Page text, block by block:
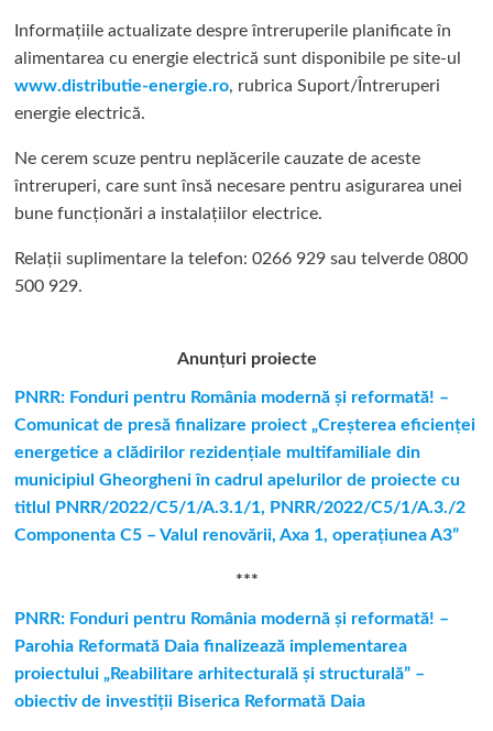
Informațiile actualizate despre întreruperile planificate în
alimentarea cu energie electrică sunt disponibile pe site-ul
www.distributie-energie.ro, rubrica Suport/Întreruperi
energie electrică.
Ne cerem scuze pentru neplăcerile cauzate de aceste
întreruperi, care sunt însă necesare pentru asigurarea unei
bune funcționări a instalațiilor electrice.
Relații suplimentare la tel efon: 0266 929 sau telverde 0800
500 929.
Anunțuri proiecte
PNRR: Fonduri pentru România modernă şi reformată! –
Comunicat de presă finalizare proiect „Creşterea eficienţei
energetice a clădirilor rezidenţiale multifamiliale din
municipiul Gheorgheni în cadrul apelurilor de proiecte cu
titlul PNRR/2022/C5/1/A.3.1/1, PNRR/2022/C5/1/A.3./2
Componenta C5 – Valul renovării, Axa 1, operaţiunea A3”
***
PNRR: Fonduri pentru România modernă și reformată! –
Parohia Reformată Daia finalizează implementarea
proiectului „Reabilitare arhitecturală și structurală” –
obiectiv de investiții Biserica Reformată Daia